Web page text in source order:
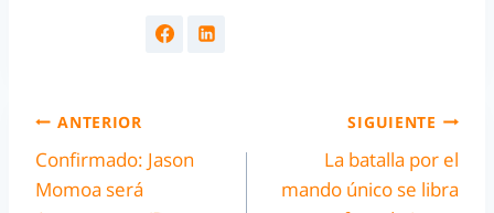
ANTERIOR
Confirmado: Jason
Momoa será
SIGUIENTE
La batalla por el
mando único se libra